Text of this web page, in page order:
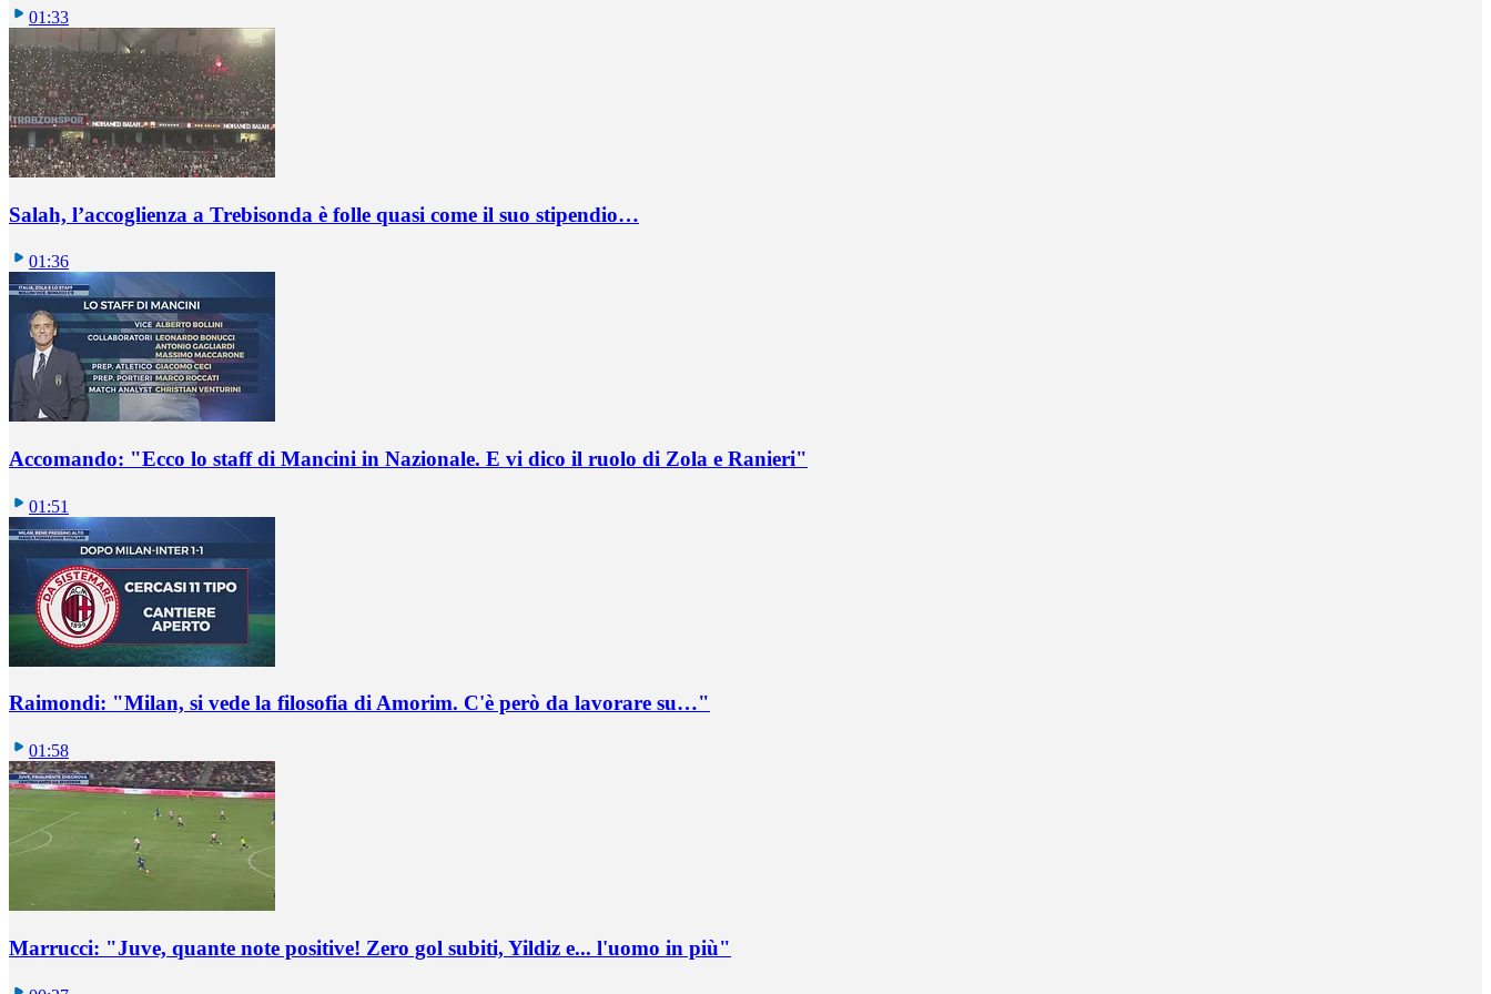
01:33
Salah, l’accoglienza a Trebisonda è folle quasi come il suo stipendio…
01:36
Accomando: "Ecco lo staff di Mancini in Nazionale. E vi dico il ruolo di Zola e Ranieri"
01:51
Raimondi: "Milan, si vede la filosofia di Amorim. C'è però da lavorare su…"
01:58
Marrucci: "Juve, quante note positive! Zero gol subiti, Yildiz e... l'uomo in più"